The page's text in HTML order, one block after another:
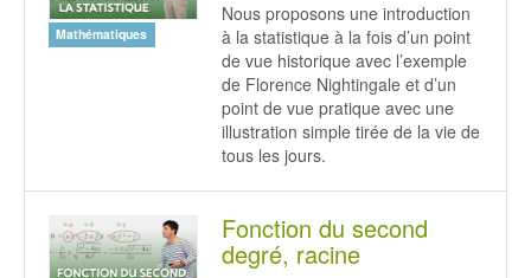
Mathématiques
Nous proposons une introduction
à la statistique à la fois d’un point
de vue historique avec l’exemple
de Florence Nightingale et d’un
point de vue pratique avec une
illustration simple tirée de la vie de
tous les jours.
Fonction du second
degré, racine